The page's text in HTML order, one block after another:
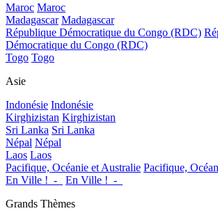
Maroc Maroc
Madagascar Madagascar
République Démocratique du Congo (RDC)
Démocratique du Congo (RDC)
Togo Togo
Asie
Indonésie Indonésie
Kirghizistan Kirghizistan
Sri Lanka Sri Lanka
Népal Népal
Laos Laos
Pacifique, Océanie et Australie Pacifique,
En Ville !_-_
En Ville !_-_
Grands Thèmes